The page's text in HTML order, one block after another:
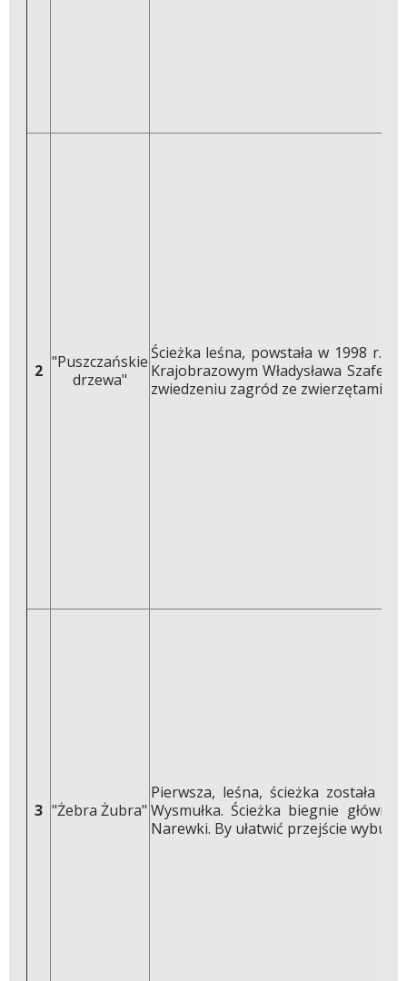
2 "Puszczańskie
drzewa"
Ścieżka leśna, powstała w 1998 r.
Krajobrazowym Władysława
zwiedzeniu zagród ze zwierzętami
3 "Żebra Żubra"
Pierwsza, leśna, ścieżka została
Wysmułka. Ścieżka biegnie
Narewki. By ułatwić przejście